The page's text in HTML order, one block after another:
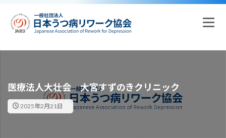
医療法人大壮会 大宮すずのきクリニック
2025年2月21日